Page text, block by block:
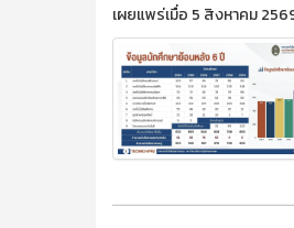
เผยแพร่เมื่อ 5 สิงหาคม